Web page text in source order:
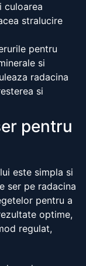
culoarea
stralucire
pentru
si
radacina
si
pentru
este simpla si
ser pe radacina
pentru a
optime,
regulat,